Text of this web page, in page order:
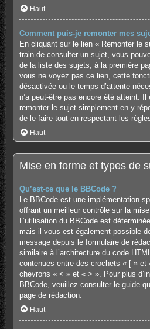
Haut
Comment puis-je remonter mes
En cliquant sur le lien « Remonter le
train de consulter un sujet, vous
de la liste des sujets, à la première
vous ne voyez pas ce lien, cette
désactivée ou le temps d’attente
n’a peut-être pas encore été atteint.
remonter le sujet simplement en y
de le faire tout en respectant les
Haut
Mise en forme et types de
Qu’est-ce que le BBCode ?
Le BBCode est une implémentation
offrant un meilleur contrôle sur la
L’utilisation du BBCode est
mais il vous est également possible
message depuis le formulaire de
similaire à l’architecture du code
contenues entre des crochets « [ » et
chevrons « < » et « > ». Pour plus
BBCode, veuillez consulter le guide
page de rédaction.
Haut